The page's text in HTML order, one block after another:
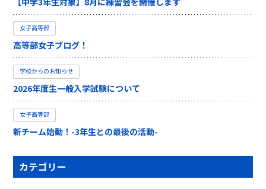
女子高等部
高等部女子ブログ！
学校からのお知らせ
2026年度生一般入学試験について
女子高等部
新チーム始動！-3年生との最後の活動-
カテゴリー